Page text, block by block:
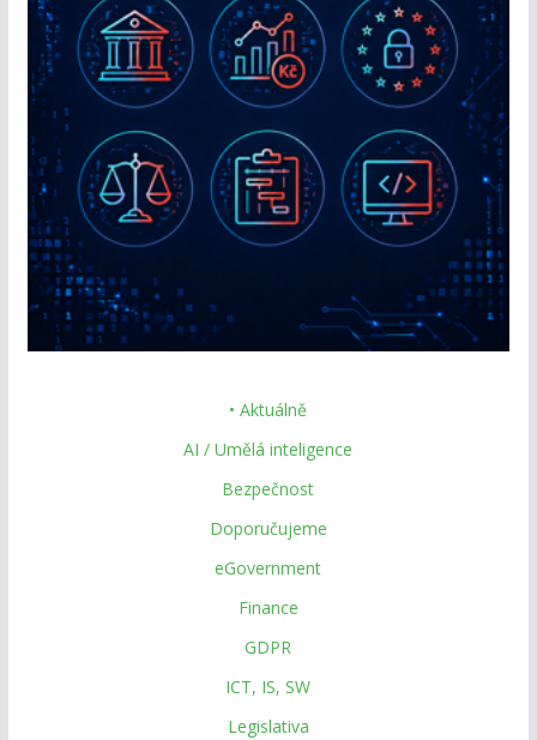
• Aktuálně
AI / Umělá inteligence
Bezpečnost
Doporučujeme
eGovernment
Finance
GDPR
ICT, IS, SW
Legislativa